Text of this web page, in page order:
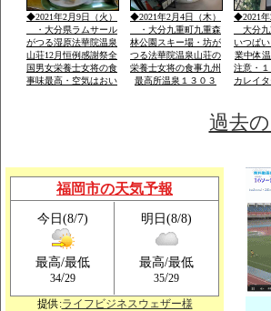
◆2021年2月9日（火）
・大分県ラムサール
がつる湿原法華院温泉
山荘12月恒例感謝祭全
国男女栄養士女将の食
事味最高・空気はおい
◆2021年2月4日（木）
・大分九重町九重森
林公園スキー場・坊が
つる法華院温泉山荘の
栄養士女将の食事九州
最高所温泉１３０３
◆2021年
大分九
いつぱ
業中体
注意・
カレイ
過去
福岡市の天気予報
今日(8/7)
最高/最低
34/29
明日(8/8)
最高/最低
35/29
提供:ライフビジネスウェザー様